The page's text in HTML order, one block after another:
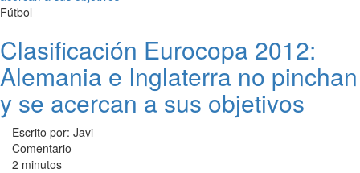
Fútbol
Clasificación Eurocopa 2012:
Alemania e Inglaterra no pinchan
y se acercan a sus objetivos
Escrito por: Javi
Comentario
2 minutos